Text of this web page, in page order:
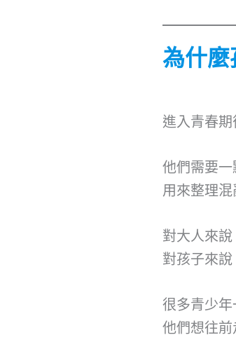
為什麼
進入青春
他們需要一
用來整理
對大人來說
對孩子來
很多青少年
他們想往